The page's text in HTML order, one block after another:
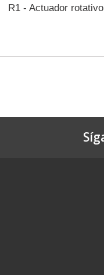
R1 - Actuador